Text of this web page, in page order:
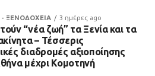
ΞΕΝΟΔΟΧΕΙΑ 3 ημέρες ago
“νέα ζωή” τα Ξενία και τα
– Τέσσερις
διαδρομές αξιοποίησης
μέχρι Κομοτηνή